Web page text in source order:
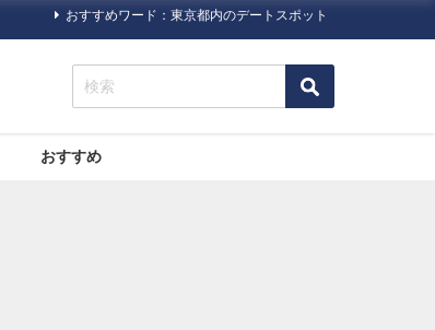
おすすめワード：東京都内のデートスポット
おすすめ